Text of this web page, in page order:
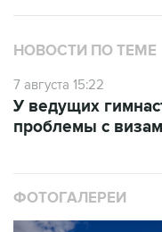
НОВОСТИ ПО ТЕМЕ
7 августа 15:22
У ведущих
проблемы с
ФОТОГАЛЕРЕИ